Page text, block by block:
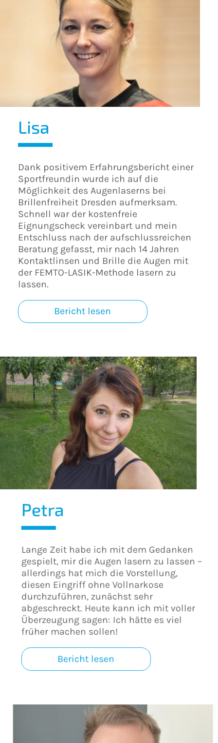
Lisa
Dank positivem Erfahrungsbericht einer
Sportfreundin wurde ich auf die
Möglichkeit des Augenlaserns bei
Brillenfreiheit Dresden aufmerksam.
Schnell war der kostenfreie
Eignungscheck vereinbart und mein
Entschluss nach der aufschlussreichen
Beratung gefasst, mir nach 14 Jahren
Kontaktlinsen und Brille die Augen mit
der FEMTO-LASIK-Methode lasern zu
lassen.
Bericht lesen
Petra
Lange Zeit habe ich mit dem Gedanken
gespielt, mir die Augen lasern zu lassen –
allerdings hat mich die Vorstellung,
diesen Eingriff ohne Vollnarkose
durchzuführen, zunächst sehr
abgeschreckt. Heute kann ich mit voller
Überzeugung sagen: Ich hätte es viel
früher machen sollen!
Bericht lesen